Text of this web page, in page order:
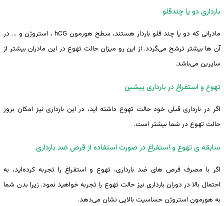
بارداری دو یا چندقلو
مادرانی که دو یا چند قلو باردار هستند، سطح هورمون hCG ، استروژن و … در
آن ها بیشتر ترشح می‌گردد. از این رو میزان حالت تهوع در این مادران بیشتر از
سایرین می‌باشد.
تهوع و استفراغ در بارداری پیشین
اگر در بارداری قبلی خود حالت تهوع داشته ‌اید، در این بارداری نیز امکان بروز
حالت تهوع در شما بیشتر است.
سابقه ی تهوع و استفراغ در صورت استفاده از قرص ضد بارداری
اگر با مصرف قرص‌ های ضد بارداری، تهوع و استفراغ را تجربه کرده‌اید، به
احتمال بالا در دوران بارداری نیز حالت تهوع را تجربه خواهید نمود. زیرا بدن شما
به هورمون استروژن حساسیت بالایی نشان می‌دهد.